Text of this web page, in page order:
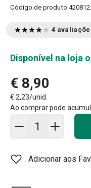
Código de produto
4
Disponível na loja
€ 8,90
€ 2,23/unid.
Ao comprar pode
Adicionar ao
Adicionar aos